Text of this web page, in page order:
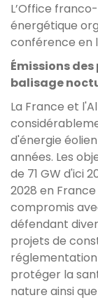
L’Office
énergétique
conférence en
Émissions
balisage
La France et
d'énergie
années. Les
de 71 GW d'ici
2028 en
compromis
défendant
projets de
réglementation
protéger la
nature ainsi